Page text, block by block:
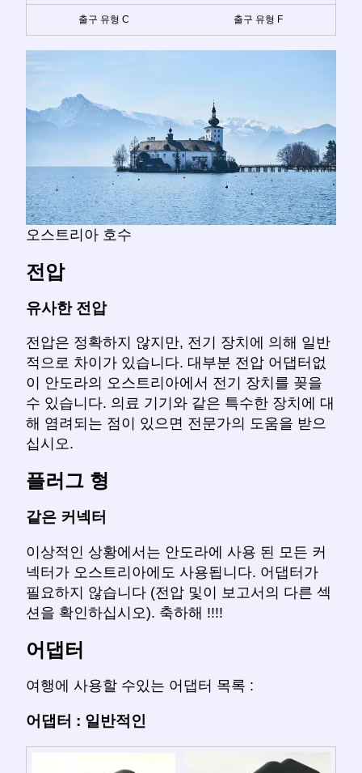
출구 유형 C 출구 유형 F
오스트리아 호수
전압
유사한 전압
전압은 정확하지 않지만, 전기 장치에 의해 일반
적으로 차이가 있습니다. 대부분 전압 어댑터없
이 안도라의 오스트리아에서 전기 장치를 꽂을
수 있습니다. 의료 기기와 같은 특수한 장치에 대
해 염려되는 점이 있으면 전문가의 도움을 받으
십시오.
플러그 형
같은 커넥터
이상적인 상황에서는 안도라에 사용 된 모든 커
넥터가 오스트리아에도 사용됩니다. 어댑터가
필요하지 않습니다 (전압 및이 보고서의 다른 섹
션을 확인하십시오). 축하해 !!!!
어댑터
여행에 사용할 수있는 어댑터 목록 :
어댑터 : 일반적인